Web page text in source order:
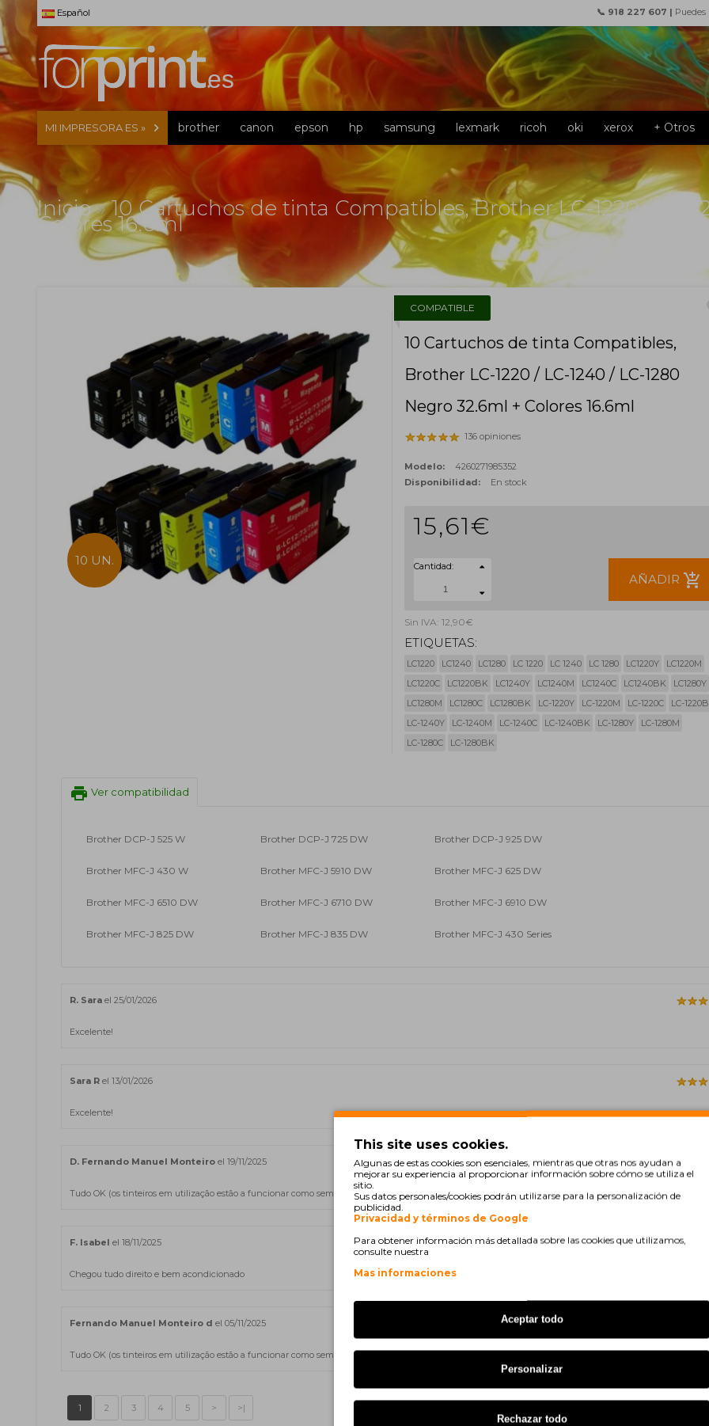
Español 📞 918 227 607 | Puedes
MI IMPRESORA ES » brother canon epson hp samsung lexmark ricoh oki xerox + Otros
Inicio»10 Cartuchos de tinta Compatibles, Brother LC-1220 / LC-
Colores 16.6ml
COMPATIBLE
10 UN.
10 Cartuchos de tinta Compatibles,
Brother LC-1220 / LC-1240 / LC-1280
Negro 32.6ml + Colores 16.6ml
136 opiniones
Modelo:
4260271985352
Disponibilidad:
En stock
15,61€
Cantidad:
AÑADIR add_shopping_cart
Sin IVA: 12,90€
ETIQUETAS:
LC1220 LC1240 LC1280 LC 1220 LC 1240 LC 1280 LC1220Y
LC1220M
LC1220C
LC1220BK LC1240Y LC1240M LC1240C LC1240BK
LC1280Y
LC1280M
LC1280C LC1280BK LC-1220Y LC-1220M LC-1220C
LC-
LC-1240Y
LC-1240M LC-1240C LC-1240BK LC-1280Y
LC-1280M
LC-1280C
LC-1280BK
print Ver compatibilidad
Brother DCP-J 525 W Brother DCP-J 725 DW Brother DCP-J 925 DW
Brother MFC-J 430 W Brother MFC-J 5910 DW Brother MFC-J 625 DW
Brother MFC-J 6510 DW Brother MFC-J 6710 DW Brother MFC-J 6910 DW
Brother MFC-J 825 DW Brother MFC-J 835 DW Brother MFC-J 430 Series
R. Sara el 25/01/2026
Excelente!
Sara R el 13/01/2026
Excelente!
D. Fernando Manuel Monteiro el 19/11/2025
Tudo OK (os tinteiros em utilização estão a funcionar como sempre - boa qualidade e bom comportamento).
F. Isabel el 18/11/2025
Chegou tudo direito e bem acondicionado
Fernando Manuel Monteiro d el 05/11/2025
Tudo OK (os tinteiros em utilização estão a funcionar como sempre - boa qualidade e bom comportamento).
1 2 3 4 5 > >| Mostrando de 1 a 5 de 136 (28
This site uses cookies.
Algunas de estas cookies son esenciales, mientras que otras nos ayudan a
mejorar su experiencia al proporcionar información sobre cómo se utiliza el
sitio.
Sus datos personales/cookies podrán utilizarse para la personalización de
publicidad.
Privacidad y términos de Google
Para obtener información más detallada sobre las cookies que utilizamos,
consulte nuestra
Mas informaciones
Aceptar todo
Personalizar
Rechazar todo